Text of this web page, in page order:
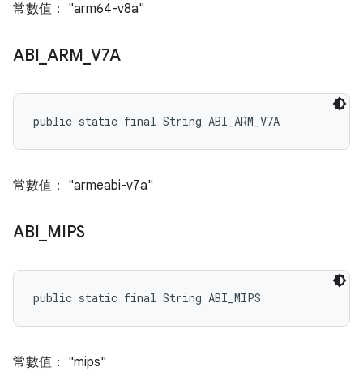
常數值： "arm64-v8a"
ABI ARM V7A
public static final String ABI_ARM_V7A
常數值： "armeabi-v7a"
ABI MIPS
public static final String ABI_MIPS
常數值： "mips"